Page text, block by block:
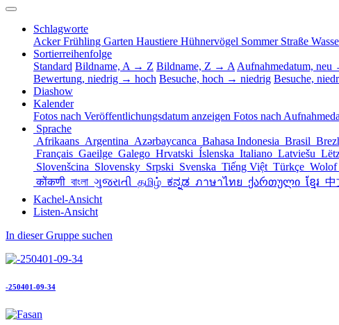
Schlagworte
AckerFrühling Garten Haustiere Hühnervögel Sommer Straße
Sortierreihenfolge
Standard Bildname, A → Z Bildname, Z → AAufnahmedatum, neu
Bewertung, niedrig → hoch Besuche, hoch → niedrig Besuche,
Diashow
Kalender
Fotos nach Veröffentlichungsdatum anzeigen Fotos nach
Sprache
Afrikaans Argentina Azərbaycanca Bahasa Indonesia Brasil
Français Gaeilge Galego Hrvatski Íslenska Italiano Latviešu
Slovenšcina Slovensky Srpski Svenska Tiếng Việt Türkçe Wolof
कोंकणी বাংলা ગુજરાતી தமிழ் ಕನ್ನಡ ภาษาไทย ქართული ខ្មែរ 中
Kachel-Ansicht
Listen-Ansicht
In dieser Gruppe suchen
-250401-09-34